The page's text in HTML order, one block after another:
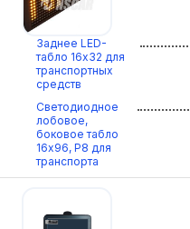
Заднее LED-
табло 16х32 для
транспортных
средств
Светодиодное
лобовое,
боковое табло
16х96, Р8 для
транспорта